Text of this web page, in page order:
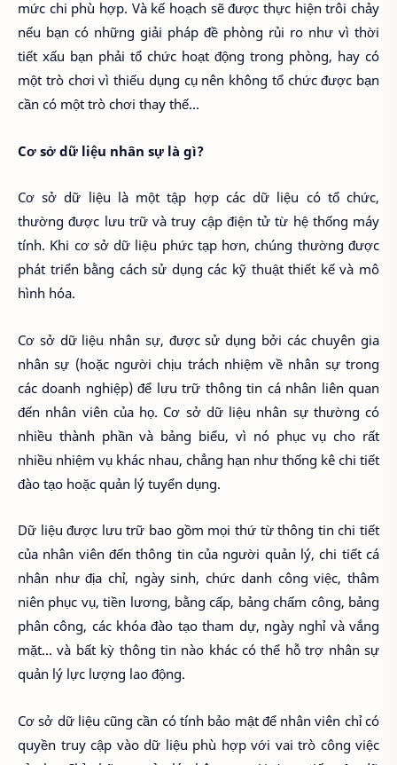
mức chi phù hợp. Và kế hoạch sẽ được thực hiện trôi chảy
nếu bạn có những giải pháp đề phòng rủi ro như vì thời
tiết xấu bạn phải tổ chức hoạt động trong phòng, hay có
một trò chơi vì thiếu dụng cụ nên không tổ chức được bạn
cần có một trò chơi thay thế...
Cơ sở dữ liệu nhân sự là gì?
Cơ sở dữ liệu là một tập hợp các dữ liệu có tổ chức,
thường được lưu trữ và truy cập điện tử từ hệ thống máy
tính. Khi cơ sở dữ liệu phức tạp hơn, chúng thường được
phát triển bằng cách sử dụng các kỹ thuật thiết kế và mô
hình hóa.
Cơ sở dữ liệu nhân sự, được sử dụng bởi các chuyên gia
nhân sự (hoặc người chịu trách nhiệm về nhân sự trong
các doanh nghiệp) để lưu trữ thông tin cá nhân liên quan
đến nhân viên của họ. Cơ sở dữ liệu nhân sự thường có
nhiều thành phần và bảng biểu, vì nó phục vụ cho rất
nhiều nhiệm vụ khác nhau, chẳng hạn như thống kê chi tiết
đào tạo hoặc quản lý tuyển dụng.
Dữ liệu được lưu trữ bao gồm mọi thứ từ thông tin chi tiết
của nhân viên đến thông tin của người quản lý, chi tiết cá
nhân như địa chỉ, ngày sinh, chức danh công việc, thâm
niên phục vụ, tiền lương, bằng cấp, bảng chấm công, bảng
phân công, các khóa đào tạo tham dự, ngày nghỉ và vắng
mặt... và bất kỳ thông tin nào khác có thể hỗ trợ nhân sự
quản lý lực lượng lao động.
Cơ sở dữ liệu cũng cần có tính bảo mật để nhân viên chỉ có
quyền truy cập vào dữ liệu phù hợp với vai trò công việc